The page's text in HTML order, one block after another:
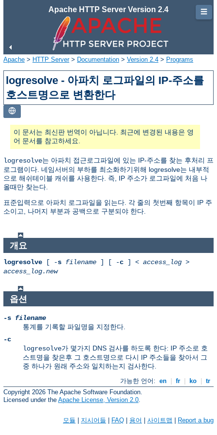
Apache HTTP Server Version 2.4
Apache > HTTP Server> Documentation > Version 2.4 > Programs
logresolve - 아파치 로그파일의 IP-주소를
호스트명으로 변환한다
이 문서는 최신판 번역이 아닙니다. 최근에 변경된 내용은 영
어 문서를 참고하세요.
logresolve는 아파치 접근로그파일에 있는 IP-주소를 찾는 후처리 프
로그램이다. 네임서버의 부하를 최소화하기위해 logresolve는 내부적
으로 해쉬테이블 캐쉬를 사용한다. 즉, IP 주소가 로그파일에 처음 나
올때만 찾는다.
표준입력으로 아파치 로그파일을 읽는다. 각 줄의 첫번째 항목이 IP 주
소이고, 나머지 부분과 공백으로 구분되야 한다.
개요
logresolve [ -s filename ] [ -c ] < access_log >
access_log.new
옵션
-s filename
통계를 기록할 파일명을 지정한다.
-c
logresolve가 몇가지 DNS 검사를 하도록 한다: IP 주소로 호
스트명을 찾은후 그 호스트명으로 다시 IP 주소들을 찾아서 그
중 하나가 원래 주소와 일치하는지 검사한다.
가능한 언어: en fr ko
tr
Copyright 2026 The Apache Software Foundation.
Licensed under the Apache License, Version 2.0
모듈 | 지시어들 | FAQ | 용어 | 사이트맵 | Report a bug
☰